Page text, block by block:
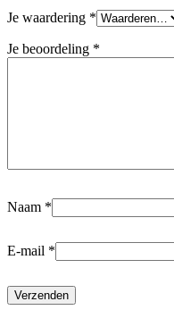
Je waardering *
Je beoordeling *
Naam *
E-mail *